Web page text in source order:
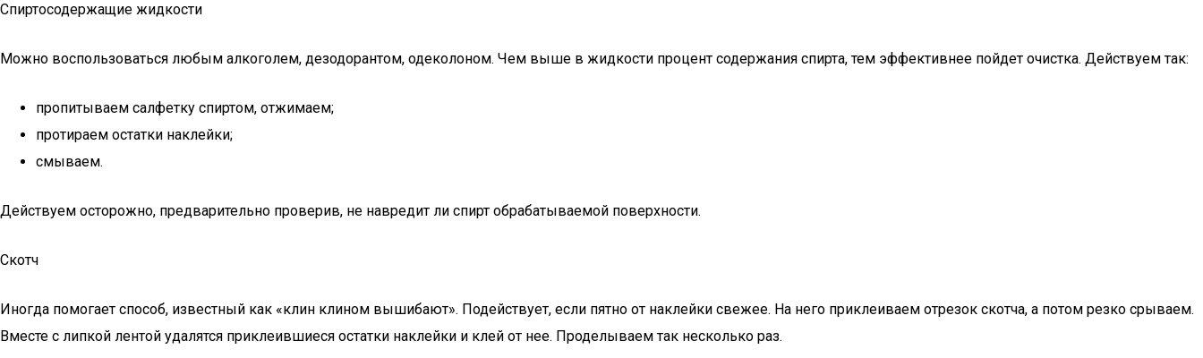
Спиртосодержащие жидкости
Можно воспользоваться любым алкоголем, дезодорантом, одеколоном. Чем выше в жидкости процент содержания спирта, тем эффективнее пойдет очистка. Действуем так:
пропитываем салфетку спиртом, отжимаем;
протираем остатки наклейки;
смываем.
Действуем осторожно, предварительно проверив, не навредит ли спирт обрабатываемой поверхности.
Скотч
Иногда помогает способ, известный как «клин клином вышибают». Подействует, если пятно от наклейки свежее. На него приклеиваем отрезок скотча, а потом резко срываем.
Вместе с липкой лентой удалятся приклеившиеся остатки наклейки и клей от нее. Проделываем так несколько раз.